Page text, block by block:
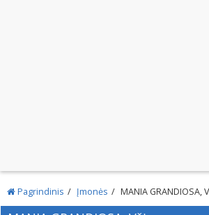
Pagrindinis Įmonės MANIA GRANDIOSA,